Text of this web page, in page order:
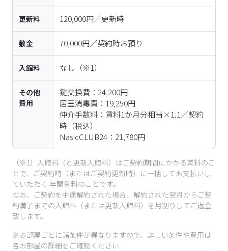
更新料 120,000円／更新時
敷金 70,000円／契約時お預り
入館料 なし （※1）
その他
費用
鍵交換費：24,200円
居室消毒費：19,250円
仲介手数料：賃料1か月分相当×1.1／契約
時（税込）
NasicCLUB24：21,780円
（※1）入館料（と更新入館料）はご契約期間にかかる賃料のこ
とで、ご契約時（またはご契約更新時）に一括してお支払いし
ていただく 年間賃料のことです。
なお、ご契約を中途解約された場合、解約された翌月からご契
約満了までの入館料（または更新入館料）を月割りしてご返金
致します。
※お部屋ごとに諸条件が異なりますので、詳しい条件や費用は
各お部屋の詳細をご確認ください